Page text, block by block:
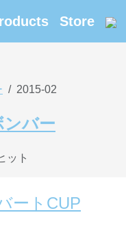
Store
2015-02
ンバー
ット
ートCUP